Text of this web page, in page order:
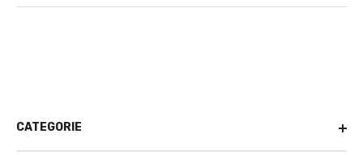
CATEGORIE